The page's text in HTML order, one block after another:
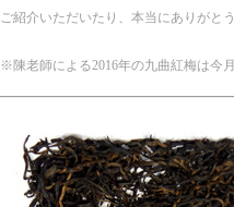
ご紹介いただいたり、本当にありがと
※陳老師による2016年の九曲紅梅は今